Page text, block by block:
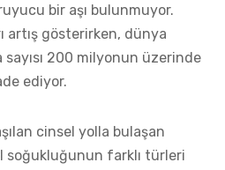
bir aşı bulunmuyor.
artış gösterirken, dünya
sayısı 200 milyonun üzerinde
ediyor.
cinsel yolla bulaşan
soğukluğunun farklı türleri